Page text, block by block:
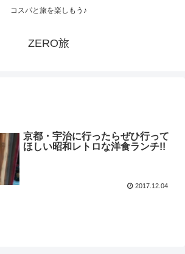
コスパと旅を楽しもう♪
ZERO旅
京都・宇治に行ったらぜひ行って
ほしい昭和レトロな洋食ランチ!!
2017.12.04